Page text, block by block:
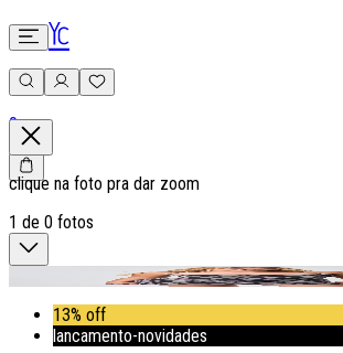
0
clique na foto pra dar zoom
1 de 0 fotos
13% off
lancamento-novidades